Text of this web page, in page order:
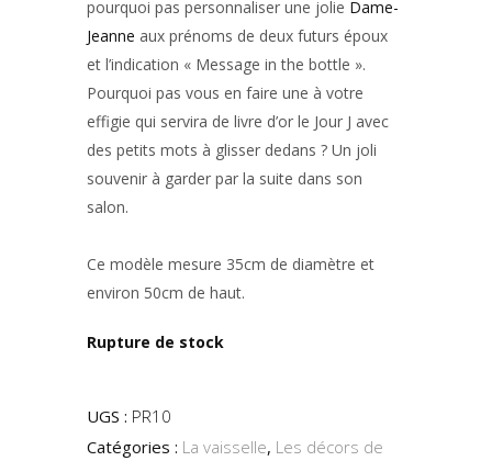
pourquoi pas personnaliser une jolie Dame-
Jeanne aux prénoms de deux futurs époux
et l’indication « Message in the bottle ».
Pourquoi pas vous en faire une à votre
effigie qui servira de livre d’or le Jour J avec
des petits mots à glisser dedans ? Un joli
souvenir à garder par la suite dans son
salon.
Ce modèle mesure 35cm de diamètre et
environ 50cm de haut.
Rupture de stock
UGS : PR10
Catégories : La vaisselle, Les décors de